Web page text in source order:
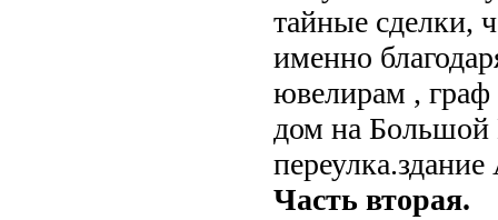
тайные сделки,
именно
ювелирам , граф
дом на Большой
Часть вторая.